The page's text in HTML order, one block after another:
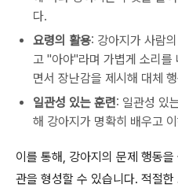
다.
요령의 활용: 강아지가 사람
고 "아야"라며 가볍게 소리를
면서 장난감을 제시해 대체
일관성 있는 훈련: 일관성 있
해 강아지가 명확히 배우고
이를 통해, 강아지의 문제 행동
관을 형성할 수 있습니다. 적절